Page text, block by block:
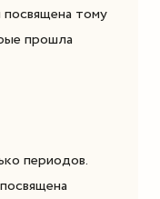
посвящена тому
прошла
периодов.